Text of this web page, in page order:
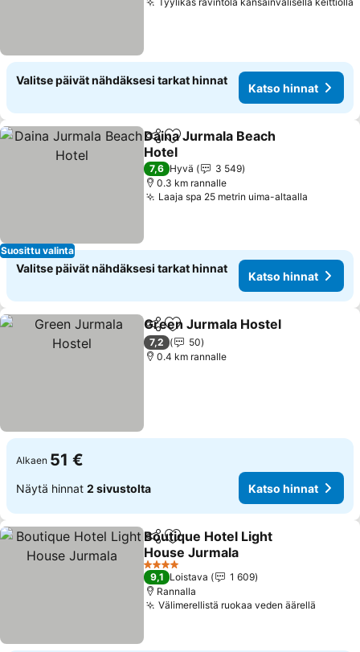
Valitse päivät nähdäksesi tarkat hinnat
Katso hinnat
Suosittu valinta
Jaa Lisää suosikkeihin
Daina Jurmala Beach
Hotel
Katso hinnat
7,6 Hyvä
3 549
0.3 km rannalle
Laaja spa 25 metrin uima-altaalla
Valitse päivät nähdäksesi tarkat hinnat
Katso hinnat
Jaa Lisää suosikkeihin
Green Jurmala Hostel
7,2
50
0.4 km rannalle
Alkaen 51 €
Näytä hinnat 2 sivustolta Katso hinnat
Jaa Lisää suosikkeihin
Boutique Hotel Light
House Jurmala
Katso hinnat
4 Tähtiluokitus
9,1 Loistava
1 609
Rannalla
Välimerellistä ruokaa veden äärellä